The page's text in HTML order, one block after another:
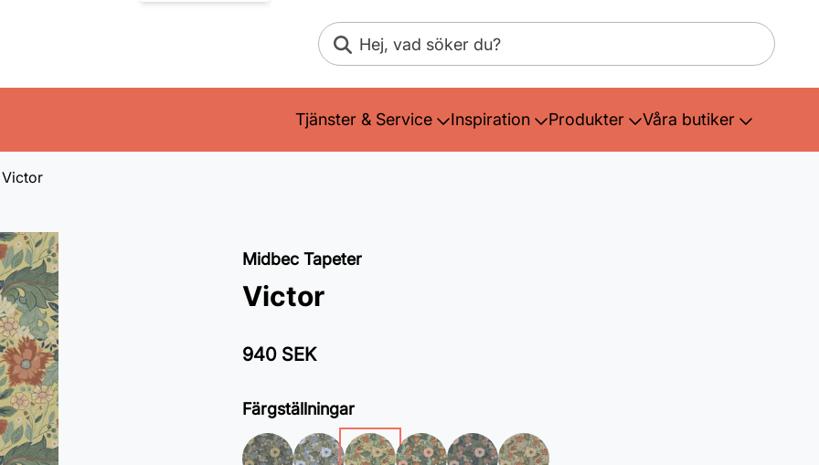
Sök
Tjänster & Service Inspiration Produkter Våra butiker
Victor
Midbec Tapeter
Victor
940 SEK
Färgställningar